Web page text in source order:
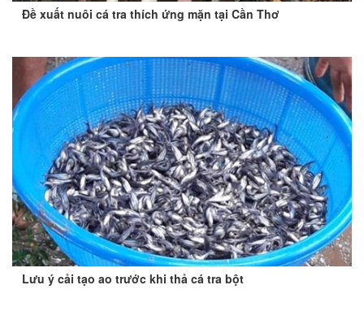
Đề xuất nuôi cá tra thích ứng mặn tại Cần Thơ
Lưu ý cải tạo ao trước khi thả cá tra bột